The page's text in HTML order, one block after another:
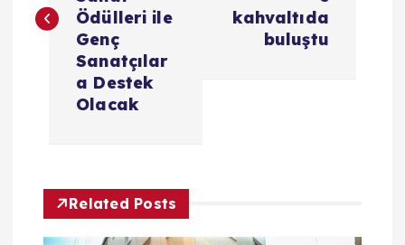
z
Ödülleri ile
Genç
Sanatçılar
a Destek
Olacak
kahvaltıda
buluştu
Related Posts